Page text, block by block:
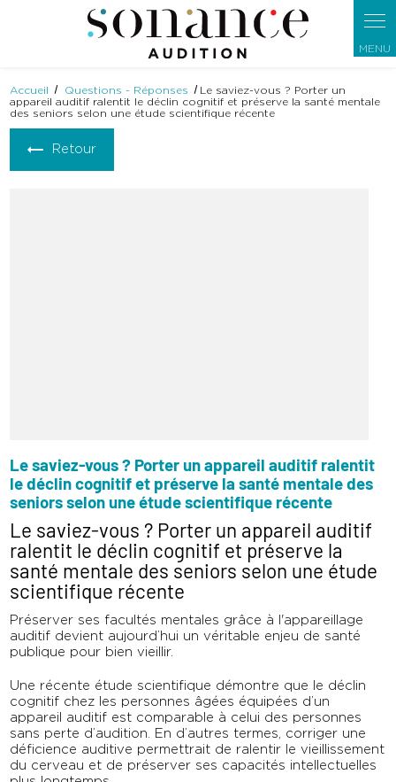
Accueil Questions - Réponses
Le saviez-vous ? Porter un
appareil auditif ralentit le déclin cognitif et préserve la santé mentale
des seniors selon une étude scientifique récente
Retour
Le saviez-vous ? Porter un appareil auditif ralentit
le déclin cognitif et préserve la santé mentale des
seniors selon une étude scientifique récente
Le saviez-vous ? Porter un appareil auditif
ralentit le déclin cognitif et préserve la
santé mentale des seniors selon une étude
scientifique récente
Préserver ses facultés mentales grâce à l'appareillage
auditif devient aujourd’hui un véritable enjeu de santé
publique pour bien vieillir.
Une récente étude scientifique démontre que le déclin
cognitif chez les personnes âgées équipées d’un
appareil auditif est comparable à celui des personnes
sans perte d’audition. En d’autres termes, corriger une
déficience auditive permettrait de ralentir le vieillissement
du cerveau et de préserver ses capacités intellectuelles
Panneau de gestion des cookies